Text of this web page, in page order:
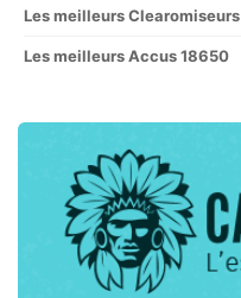
Les meilleurs Clearomiseurs
Les meilleurs Accus 18650